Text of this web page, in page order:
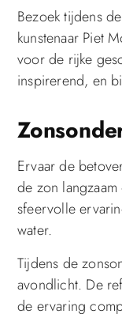
Bezoek tijdens
kunstenaar Piet
voor de rijke
inspirerend, en
Ervaar de
de zon
sfeervolle
water.
Tijdens de
avondlicht. De
de ervaring